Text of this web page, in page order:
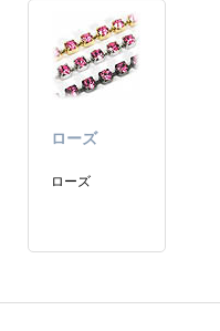
ローズ
ローズ